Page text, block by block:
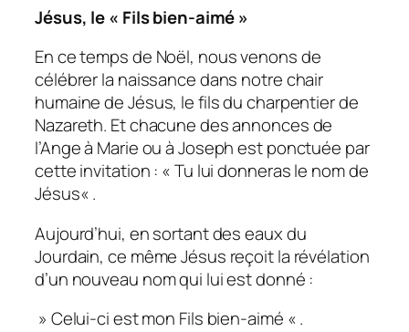
Jésus, le « Fils bien-aimé »
En ce temps de Noël, nous venons de
célébrer la naissance dans notre chair
humaine de Jésus, le fils du charpentier de
Nazareth. Et chacune des annonces de
l’Ange à Marie ou à Joseph est ponctuée par
cette invitation : «Tu lui donneras le nom de
Jésus« .
Aujourd’hui, en sortant des eaux du
Jourdain, ce même Jésus reçoit la révélation
d’un nouveau nom qui lui est donné :
» Celui-ci est mon Fils bien-aimé « .